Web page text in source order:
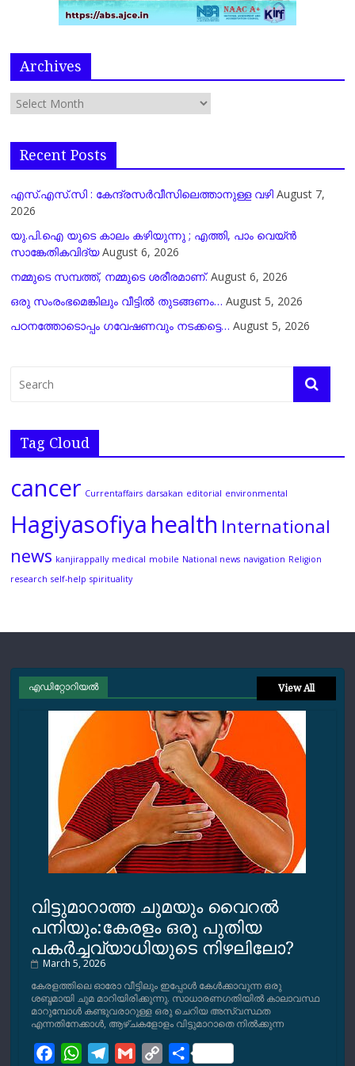
Archives
Recent Posts
എസ്.എസ്.സി : കേന്ദ്രസർവീസിലെത്താനുള്ള വഴി August 7,
2026
യു.പി.ഐ യുടെ കാലം കഴിയുന്നു ; എത്തി, പാം വെയ്ൻ
സാങ്കേതികവിദ്യ August 6, 2026
നമ്മുടെ സമ്പത്ത്, നമ്മുടെ ശരീരമാണ്. August 6, 2026
ഒരു സംരംഭമെങ്കിലും വീട്ടിൽ തുടങ്ങണം… August 5, 2026
പഠനത്തോടൊപ്പം ഗവേഷണവും നടക്കട്ടെ… August 5, 2026
Tag Cloud
cancer Currentaffairs darsakan editorial environmental
Hagiyasofiya health International
news kanjirappally medical mobile National news navigation Religion
research self-help spirituality
എഡിറ്റോറിയല്‍ View All
വിട്ടുമാറാത്ത ചുമയും വൈറല്‍
പനിയും:കേരളം ഒരു പുതിയ
പകര്‍ച്ചവ്യാധിയുടെ നിഴലിലോ?
March 5, 2026
കേരളത്തിലെ ഓരോ വീട്ടിലും ഇപ്പോള്‍ കേള്‍ക്കാവുന്ന ഒരു
ശബ്ദമായി ചുമ മാറിയിരിക്കുന്നു. സാധാരണഗതിയില്‍ കാലാവസ്ഥ
മാറുമ്പോള്‍ കണ്ടുവരാറുള്ള ഒരു ചെറിയ അസ്വസ്ഥത
എന്നതിനേക്കാള്‍, ആഴ്ചകളോളം വിട്ടുമാറാതെ നില്‍ക്കുന്ന
W
S